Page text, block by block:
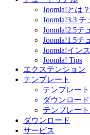
Joomla!とは？
Joomla!3.3
Joomla!2.5チ
Joomla!1.5チ
Joomla!イン
Joomla! Tips
エクステンション
テンプレート
テンプレー
ダウンロー
テンプレー
ダウンロード
サービス